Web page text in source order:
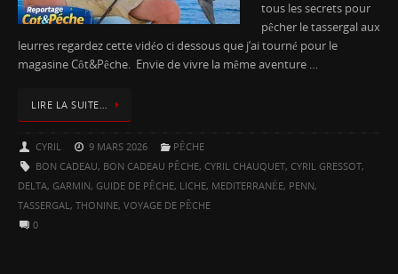
tous les secrets pour
pêcher le tassergal aux
leurres regardez cette vidéo ci dessous que j’ai tourné pour le
magasine Côt&Pêche. Envie de vivre la même aventure …
LIRE LA SUITE…
CYRIL 9 MARS 2026
PÊCHE
BON CADEAU, BON CADEAU PÊCHE, CYRIL CHAUQUET, CYRIL GRESSOT,
DELTA, GARMIN, GUIDE DE PÊCHE, LICHE, MEDITERRANÉE, PENN,
TASSERGAL, THONINE, VOYAGE DE PÊCHE
0